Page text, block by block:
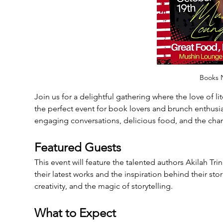
Books
Join us for a delightful gathering where the love of
the perfect event for book lovers and brunch
engaging conversations, delicious food, and the
Featured Guests
This event will feature the talented authors Akilah
their latest works and the inspiration behind their
creativity, and the magic of storytelling.
What to Expect